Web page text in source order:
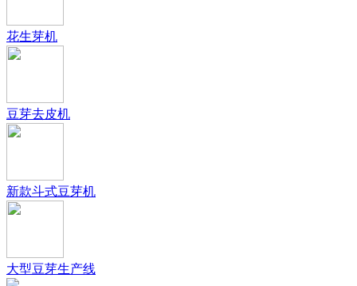
花生芽机
豆芽去皮机
新款斗式豆芽机
大型豆芽生产线